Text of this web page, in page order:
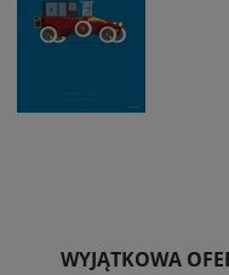
WYJĄTKOWA